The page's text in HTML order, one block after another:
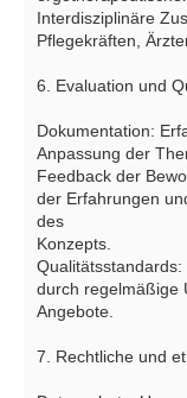
Interdisziplinäre
Pflegekräften,
6. Evaluation und
Dokumentation:
Anpassung der
Feedback der
der Erfahrungen
des
Konzepts.
durch regelmäßige
Angebote.
7. Rechtliche und